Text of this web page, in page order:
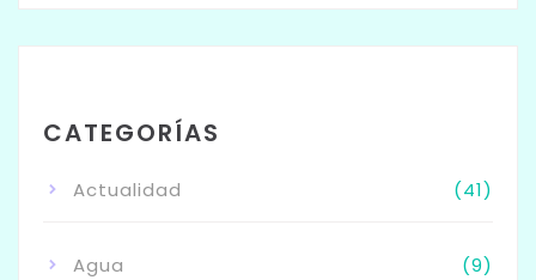
CATEGORÍAS
Actualidad (41)
Agua (9)